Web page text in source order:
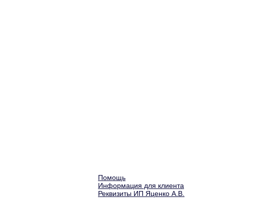
Помощь
Информация для клиента
Реквизиты ИП Яценко А.В.